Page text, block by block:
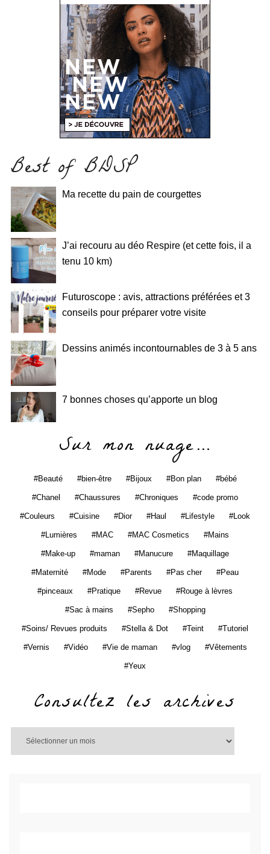
Best of BDSP
Ma recette du pain de courgettes
J’ai recouru au déo Respire (et cette fois, il a
tenu 10 km)
Futuroscope : avis, attractions préférées et 3
conseils pour préparer votre visite
Dessins animés incontournables de 3 à 5 ans
7 bonnes choses qu’apporte un blog
Sur mon nuage…
Beauté bien-être Bijoux Bon plan bébé
Chanel Chaussures Chroniques code promo
Couleurs Cuisine Dior Haul Lifestyle Look
Lumières MAC MAC Cosmetics Mains
Make-up maman Manucure Maquillage
Maternité Mode Parents Pas cher Peau
pinceaux Pratique Revue Rouge à lèvres
Sac à mains Sepho Shopping
Soins/ Revues produits Stella & Dot Teint Tutoriel
Vernis Vidéo Vie de maman vlog Vêtements
Yeux
Consultez les archives